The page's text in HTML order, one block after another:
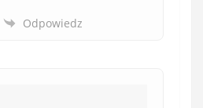
Odpowiedz